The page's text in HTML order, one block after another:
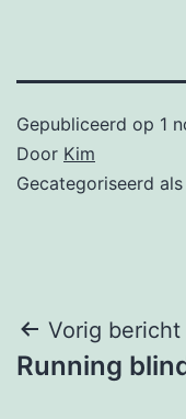
Gepubliceerd op 1
Door Kim
Gecategoriseerd als
Bericht
navigatie
Vorig bericht
Running